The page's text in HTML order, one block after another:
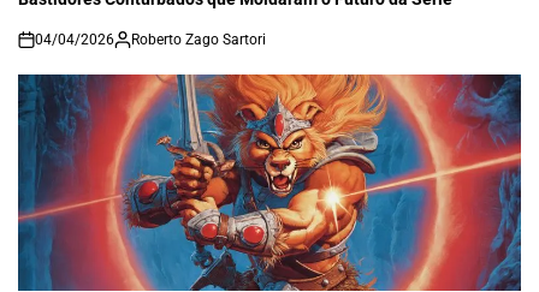
on
04/04/2026 Roberto Zago Sartori